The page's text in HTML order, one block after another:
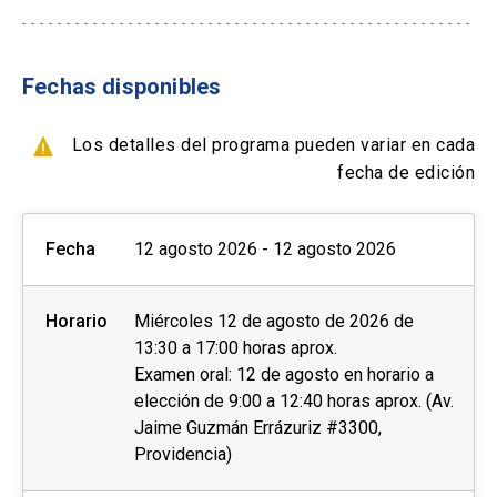
*Si solicitas reagendar tu prueba con menos de
tarifa adicional.
días después de la prueba o 13 días después de
se encuentren disponibles, se le notificará al
candidato vía correo electrónico y podrá acceder
a sus resultados de manera online y retirar su
certificado físico Test Report Form (TRF) en las
oficinas de English UC, ubicadas en Campus
Oriente. Cada candidato tiene derecho a un
certificado físico. Además, puede pedir que se
le envíe una copia del TRF hasta 5 instituciones.
Formas de pago por empresas:
- Con ficha de inscripción y Orden de compra
Fechas disponibles
Los detalles del programa pueden variar en cada
fecha de edición
Fecha 12 agosto 2026 - 12 agosto 2026
Horario
Miércoles 12 de agosto de 2026 de
13:30 a 17:00 horas aprox.
Examen oral: 12 de agosto en horario a
elección de 9:00 a 12:40 horas aprox. (Av.
Jaime Guzmán Errázuriz #3300,
Providencia)